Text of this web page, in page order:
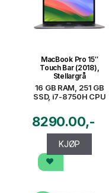
MacBook Pro 15″
Touch Bar (2018),
Stellargrå
16 GB RAM, 251 GB
SSD, i7-8750H CPU
8290.00
KJØP